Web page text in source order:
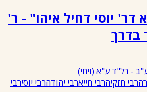
דר' יוסי דחיל איהו" - ר'
בדרך
- רל"ד ע"א(ויחי)
רבי חזקיהרבי חייארבי יהודהרבי יוסירבי